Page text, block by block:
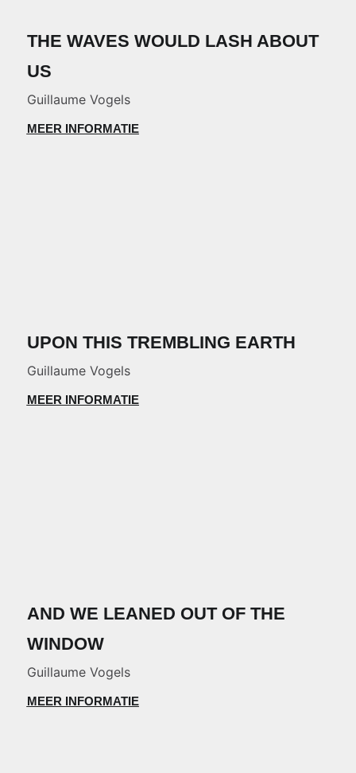
THE WAVES WOULD LASH ABOUT
US
Guillaume Vogels
MEER INFORMATIE
UPON THIS TREMBLING EARTH
Guillaume Vogels
MEER INFORMATIE
AND WE LEANED OUT OF THE
WINDOW
Guillaume Vogels
MEER INFORMATIE